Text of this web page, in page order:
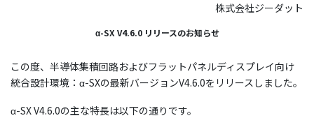
株式会社ジーダット
α-SX V4.6.0 リリースのお知らせ
この度、半導体集積回路およびフラットパネルディスプレイ向け
統合設計環境：α-SXの最新バージョンV4.6.0をリリースしました。
α-SX V4.6.0の主な特長は以下の通りです。